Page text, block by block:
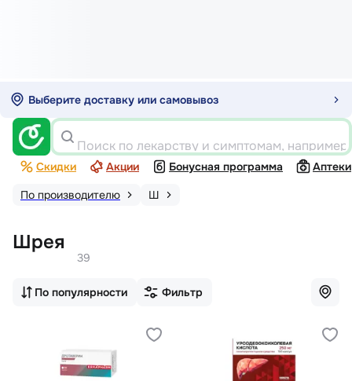
Выберите доставку или самовывоз
Поиск по лекарству и симптомам,
Скидки Акции Бонусная программа
Аптеки
По производителю
Ш
Шрея
39
По популярности Фильтр